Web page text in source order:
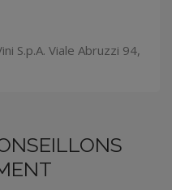
S.p.A. Viale Abruzzi 94,